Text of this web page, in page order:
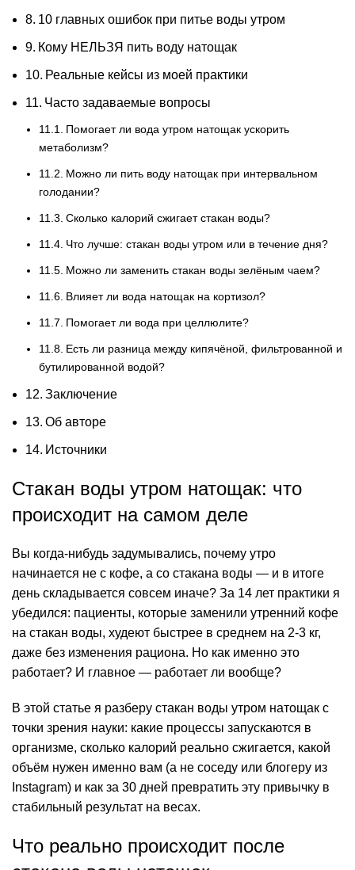
10 главных ошибок при питье воды утром
Кому НЕЛЬЗЯ пить воду натощак
Реальные кейсы из моей практики
Часто задаваемые вопросы
Помогает ли вода утром натощак ускорить
метаболизм?
Можно ли пить воду натощак при интервальном
голодании?
Сколько калорий сжигает стакан воды?
Что лучше: стакан воды утром или в течение дня?
Можно ли заменить стакан воды зелёным чаем?
Влияет ли вода натощак на кортизол?
Помогает ли вода при целлюлите?
Есть ли разница между кипячёной, фильтрованной и
бутилированной водой?
Заключение
Об авторе
Источники
Стакан воды утром натощак: что
происходит на самом деле
Вы когда-нибудь задумывались, почему утро
начинается не с кофе, а со стакана воды — и в итоге
день складывается совсем иначе? За 14 лет практики я
убедился: пациенты, которые заменили утренний кофе
на стакан воды, худеют быстрее в среднем на 2-3 кг,
даже без изменения рациона. Но как именно это
работает? И главное — работает ли вообще?
В этой статье я разберу стакан воды утром натощак с
точки зрения науки: какие процессы запускаются в
организме, сколько калорий реально сжигается, какой
объём нужен именно вам (а не соседу или блогеру из
Instagram) и как за 30 дней превратить эту привычку в
стабильный результат на весах.
Что реально происходит после